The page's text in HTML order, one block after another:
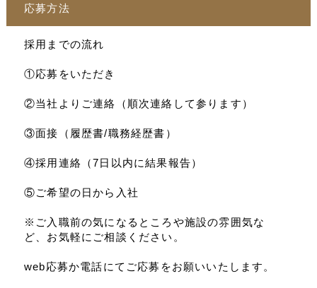
応募方法
採用までの流れ
①応募をいただき
②当社よりご連絡（順次連絡して参ります）
③面接（履歴書/職務経歴書）
④採用連絡（7日以内に結果報告）
⑤ご希望の日から入社
※ご入職前の気になるところや施設の雰囲気な
ど、お気軽にご相談ください。
web応募か電話にてご応募をお願いいたします。